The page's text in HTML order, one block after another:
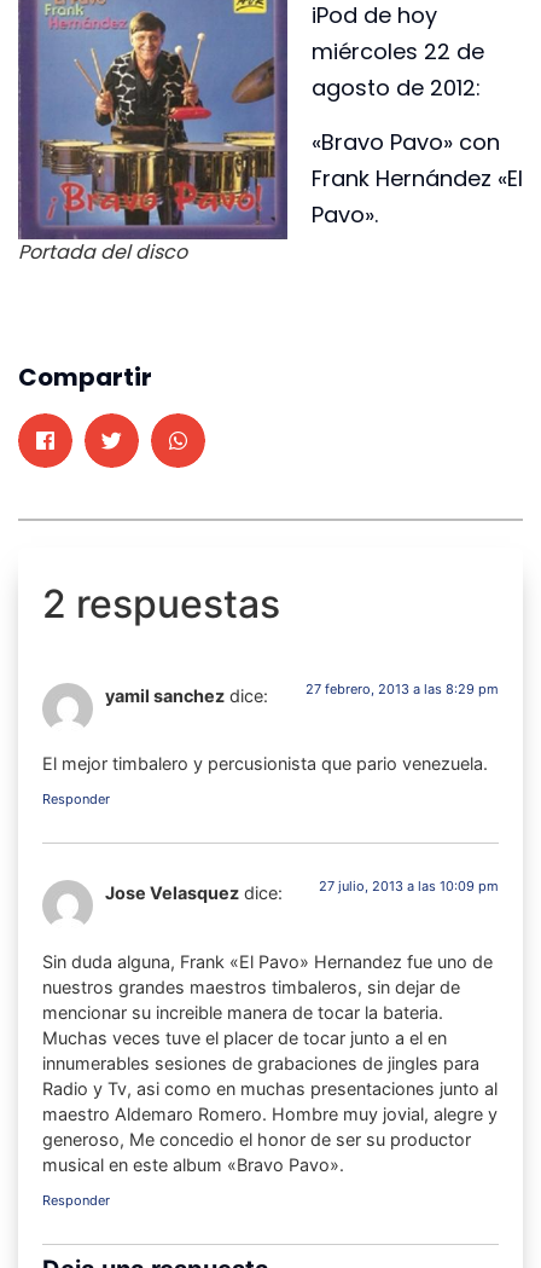
Portada del disco
iPod de hoy
miércoles 22 de
agosto de 2012:
«Bravo Pavo» con
Frank Hernández «El
Pavo».
Compartir
2 respuestas
yamil sanchez dice: 27 febrero, 2013 a las 8:29 pm
El mejor timbalero y percusionista que pario venezuela.
Responder
Jose Velasquez dice: 27 julio, 2013 a las 10:09 pm
Sin duda alguna, Frank «El Pavo» Hernandez fue uno de
nuestros grandes maestros timbaleros, sin dejar de
mencionar su increible manera de tocar la bateria.
Muchas veces tuve el placer de tocar junto a el en
innumerables sesiones de grabaciones de jingles para
Radio y Tv, asi como en muchas presentaciones junto al
maestro Aldemaro Romero. Hombre muy jovial, alegre y
generoso, Me concedio el honor de ser su productor
musical en este album «Bravo Pavo».
Responder